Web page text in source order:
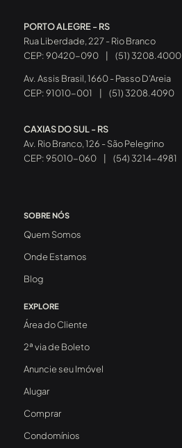
PORTO ALEGRE - RS
Rua Liberdade, 227 - Rio Branco
CEP: 90420-090
(51) 3208.4000
Av. Assis Brasil, 1660 - Passo D’Areia
CEP: 91010-001
(51) 3208.4090
CAXIAS DO SUL - RS
Av. Rio Branco, 126 - São Pelegrino
CEP: 95010-060
(54) 3214-4981
SOBRE NÓS
Quem Somos
Onde Estamos
Blog
EXPLORE
Área do Cliente
2ª via de Boleto
Anuncie seu Imóvel
Alugar
Comprar
Condomínios